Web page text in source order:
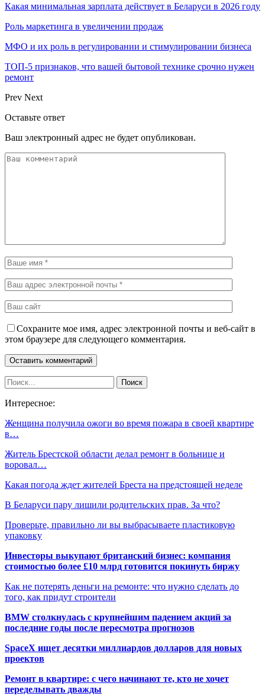
Какая минимальная зарплата действует в Беларуси в 2026 году
Роль маркетинга в увеличении продаж
МФО и их роль в регулировании и стимулировании бизнеса
ТОП-5 признаков, что вашей бытовой технике срочно нужен
ремонт
Prev Next
Оставьте ответ
Ваш электронный адрес не будет опубликован.
Сохраните мое имя, адрес электронной почты и веб-сайт в
этом браузере для следующего комментария.
Интересное:
Женщина получила ожоги во время пожара в своей квартире
в…
Житель Брестской области делал ремонт в больнице и
воровал…
Какая погода ждет жителей Бреста на предстоящей неделе
В Беларуси пару лишили родительских прав. За что?
Проверьте, правильно ли вы выбрасываете пластиковую
упаковку
Инвесторы выкупают британский бизнес: компания
стоимостью более £10 млрд готовится покинуть биржу
Как не потерять деньги на ремонте: что нужно сделать до
того, как придут строители
BMW столкнулась с крупнейшим падением акций за
последние годы после пересмотра прогнозов
SpaceX ищет десятки миллиардов долларов для новых
проектов
Ремонт в квартире: с чего начинают те, кто не хочет
переделывать дважды